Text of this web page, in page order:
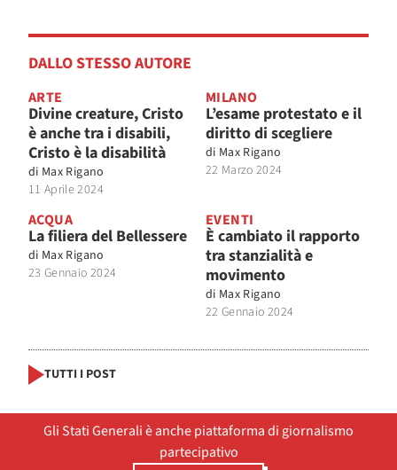
DALLO STESSO AUTORE
ARTE
Divine creature, Cristo
è anche tra i disabili,
Cristo è la disabilità
di Max Rigano
11 Aprile 2024
MILANO
L’esame protestato e il
diritto di scegliere
di Max Rigano
22 Marzo 2024
ACQUA
La filiera del Bellessere
di Max Rigano
23 Gennaio 2024
EVENTI
È cambiato il rapporto
tra stanzialità e
movimento
di Max Rigano
22 Gennaio 2024
TUTTI I POST
Gli Stati Generali è anche piattaforma di giornalismo
partecipativo